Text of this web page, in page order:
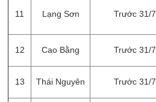
11 Lạng Sơn Trước 31/7
12 Cao Bằng Trước 31/7
13 Thái Nguyên Trước 31/7